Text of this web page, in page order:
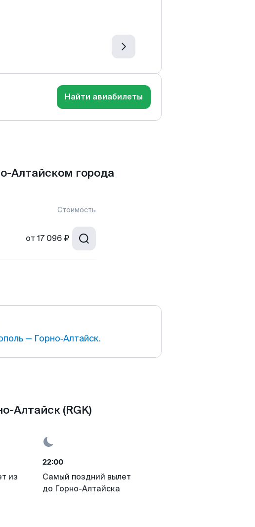
Найти авиабилеты
Алтайском города
Стоимость
от 17 096 ₽
— Горно‑Алтайск.
Алтайск (RGK)
из
22:00
Самый поздний вылет
до Горно-Алтайска